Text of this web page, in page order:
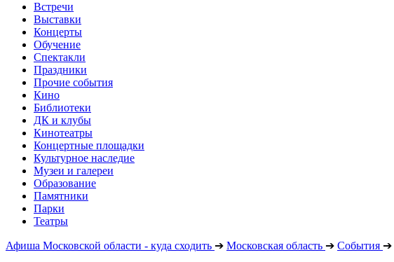
Встречи
Выставки
Концерты
Обучение
Спектакли
Праздники
Прочие события
Кино
Библиотеки
ДК и клубы
Кинотеатры
Концертные площадки
Культурное наследие
Музеи и галереи
Образование
Памятники
Парки
Театры
Афиша Московской области - куда сходить ➔ Московская область ➔ События ➔